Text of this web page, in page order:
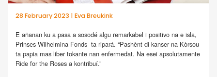
28 February 2023 | Eva Breukink
E añanan ku a pasa a sosodé algu remarkabel i positivo na e isla,
Prinses Wilhelmina Fonds ta ripará. “Pashènt di kanser na Kòrsou
ta papia mas liber tokante nan enfermedat. Na esei apsolutamente
Ride for the Roses a kontribuí.”